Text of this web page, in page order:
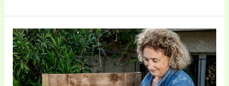
l’atelier
d’intelligence
collective
“2030
Glorieuses”